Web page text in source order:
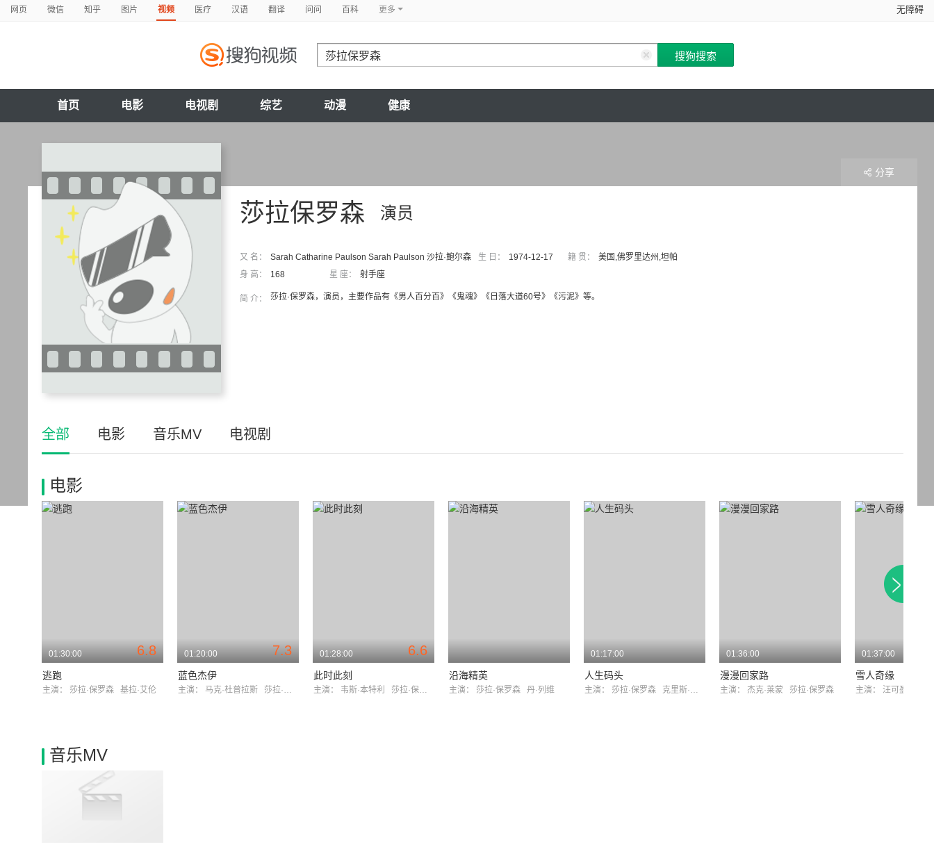
网页 微信 知乎 图片 视频 医疗 汉语 翻译 问问 百科 更多 无障碍
首页 电影 电视剧 综艺 动漫 健康
演员
莎拉保罗森
又 名： Sarah Catharine Paulson Sarah Paulson 沙拉·鲍尔森 生 日： 1974-12-17 籍 贯：
美国,佛罗里达州,坦帕
身 高：
168 星 座： 射手座
简 介： 莎拉·保罗森，演员，主要作品有《男人百分百》《鬼魂》《日落大道60号》《污泥》等。
分享
全部 电影 音乐MV 电视剧
电影
6.8
01:30:00
逃跑
主演： 莎拉·保罗森 基拉·艾伦
7.3
01:20:00
蓝色杰伊
主演： 马克·杜普拉斯 莎拉·保罗森
6.6
01:28:00
此时此刻
主演： 韦斯·本特利 莎拉·保罗森
沿海精英
主演： 莎拉·保罗森 丹·列维
01:17:00
人生码头
主演： 莎拉·保罗森 克里斯·梅西纳
01:36:00
漫漫回家路
主演： 杰克·莱蒙 莎拉·保罗森
01:37:00
雪人奇缘
主演： 汪可盈
音乐MV